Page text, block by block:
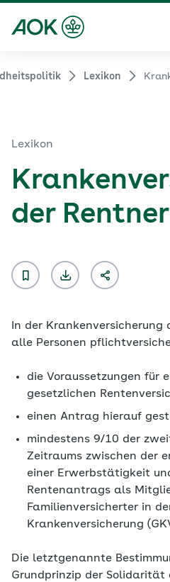
Lexikon
Lexikon
der Rentner
In der Krankenversicherung
alle Personen
die Voraussetzungen für
gesetzlichen
einen Antrag hierauf
mindestens 9/10 der
Zeitraums zwischen der
einer Erwerbstätigkeit
Rentenantrags als
Familienversicherter in
Krankenversicherung
Die letztgenannte
Grundprinzip der Solidarität